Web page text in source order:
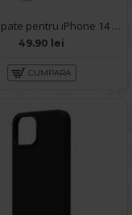
Husa spate pentru iPhone 14 - Round Case Roz
49.90 lei
CUMPARA